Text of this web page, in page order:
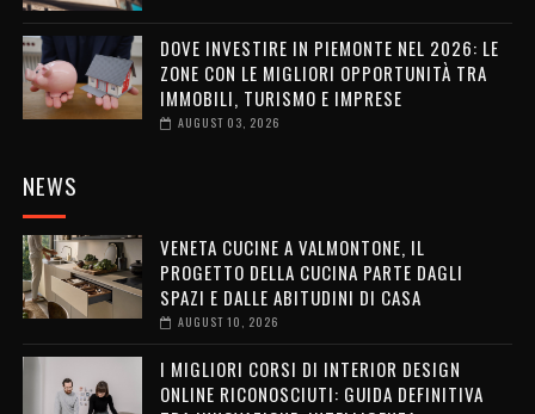
DOVE INVESTIRE IN PIEMONTE NEL 2026: LE
ZONE CON LE MIGLIORI OPPORTUNITÀ TRA
IMMOBILI, TURISMO E IMPRESE
AUGUST 03, 2026
NEWS
VENETA CUCINE A VALMONTONE, IL
PROGETTO DELLA CUCINA PARTE DAGLI
SPAZI E DALLE ABITUDINI DI CASA
AUGUST 10, 2026
I MIGLIORI CORSI DI INTERIOR DESIGN
ONLINE RICONOSCIUTI: GUIDA DEFINITIVA